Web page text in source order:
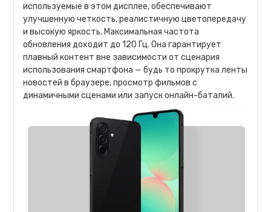
используемые в этом дисплее, обеспечивают
улучшенную четкость, реалистичную цветопередачу
и высокую яркость. Максимальная частота
обновления доходит до 120 Гц. Она гарантирует
плавный контент вне зависимости от сценария
использования смартфона — будь то прокрутка ленты
новостей в браузере, просмотр фильмов с
динамичными сценами или запуск онлайн-баталий.